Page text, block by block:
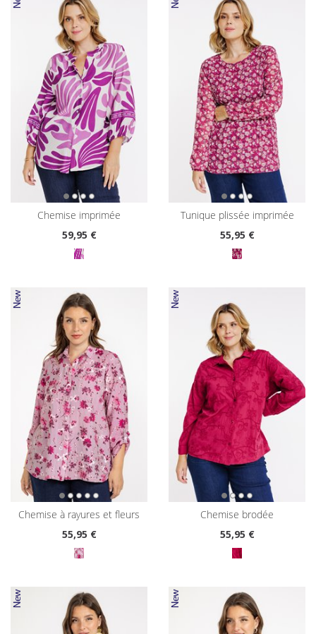
chemise imprimée
59,95 €
tunique plissée imprimée
55,95 €
chemise à rayures et fleurs
55,95 €
chemise brodée
55,95 €